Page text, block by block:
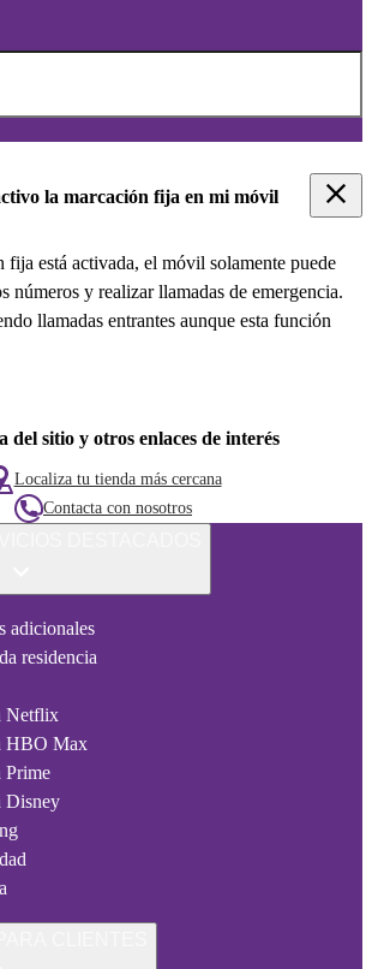
la marcación fija en mi móvil
fija está activada, el móvil solamente puede
números y realizar llamadas de emergencia.
llamadas entrantes aunque esta función
del sitio y otros enlaces de interés
Localiza tu tienda más cercana
Contacta con nosotros
adicionales
residencia
Netflix
HBO Max
Disney